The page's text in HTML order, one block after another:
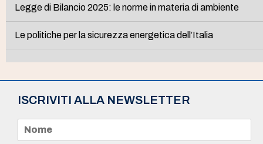
Legge di Bilancio 2025: le norme in materia di ambiente
Le politiche per la sicurezza energetica dell’Italia
ISCRIVITI ALLA NEWSLETTER
m